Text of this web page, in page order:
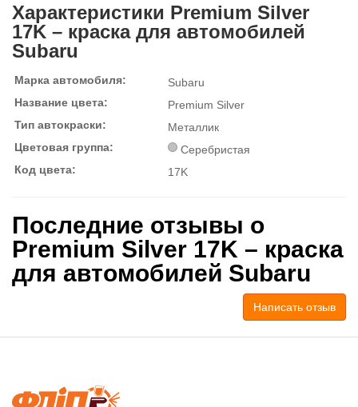
Характеристики Premium Silver
17K – краска для автомобилей
Subaru
Марка автомобиля:
Subaru
Название цвета:
Premium Silver
Тип автокраски:
Металлик
Цветовая группа:
Серебристая
Код цвета:
17K
Последние отзывы о
Premium Silver 17K – краска
для автомобилей Subaru
Написать отзыв